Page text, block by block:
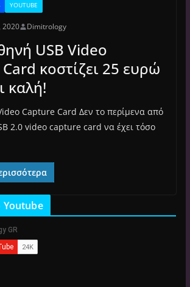
YOUTUBE
2020 Dimitrology
USB Video
κοστίζει 25 ευρώ
καλή!
Capture Card Δεν το περίμενα από
2.0 video capture card να έχει τόσο
Youtube